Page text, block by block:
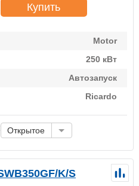
Купить
Motor
250 кВт
Автозапуск
Ricardo
Открытое
K/S